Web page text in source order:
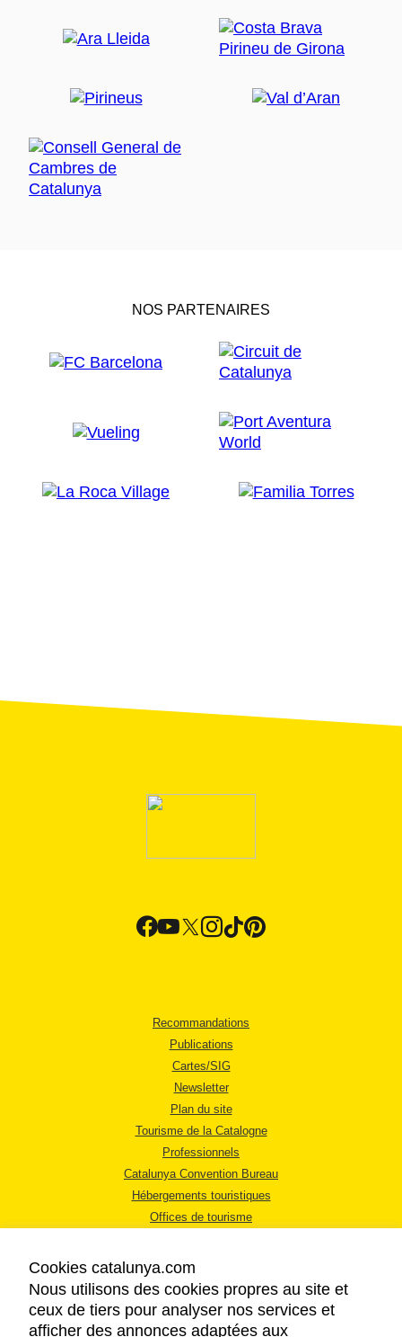
NOS PARTENAIRES
Recommandations
Publications
Cartes/SIG
Newsletter
Plan du site
Tourisme de la Catalogne
Professionnels
Catalunya Convention Bureau
Hébergements touristiques
Offices de tourisme
Cookies catalunya.com
Nous utilisons des cookies propres au site et
ceux de tiers pour analyser nos services et
afficher des annonces adaptées aux